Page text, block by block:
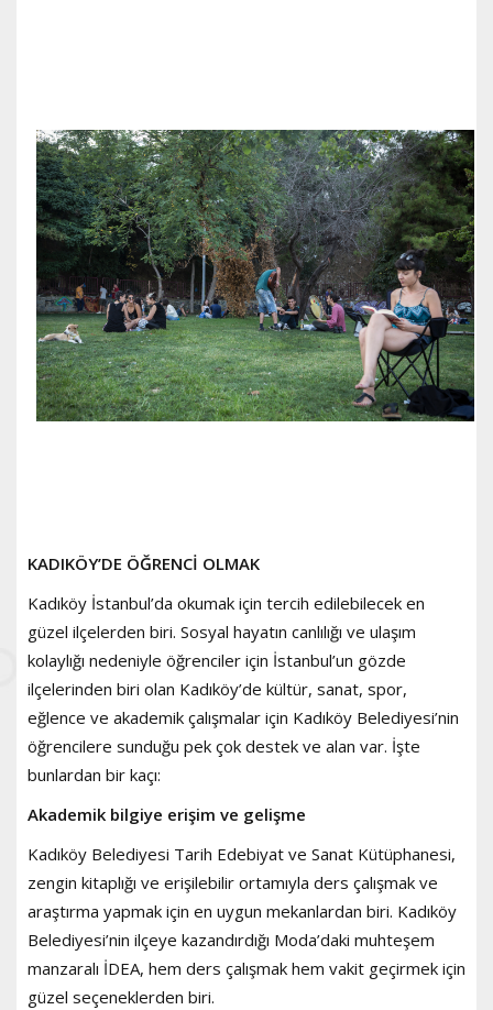
KADIKÖY’DE ÖĞRENCİ OLMAK
Kadıköy İstanbul’da okumak için tercih edilebilecek en
güzel ilçelerden biri. Sosyal hayatın canlılığı ve ulaşım
kolaylığı nedeniyle öğrenciler için İstanbul’un gözde
ilçelerinden biri olan Kadıköy’de kültür, sanat, spor,
eğlence ve akademik çalışmalar için Kadıköy Belediyesi’nin
öğrencilere sunduğu pek çok destek ve alan var. İşte
bunlardan bir kaçı:
Akademik bilgiye erişim ve gelişme
Kadıköy Belediyesi Tarih Edebiyat ve Sanat Kütüphanesi,
zengin kitaplığı ve erişilebilir ortamıyla ders çalışmak ve
araştırma yapmak için en uygun mekanlardan biri. Kadıköy
Belediyesi’nin ilçeye kazandırdığı Moda’daki muhteşem
manzaralı İDEA, hem ders çalışmak hem vakit geçirmek için
güzel seçeneklerden biri.